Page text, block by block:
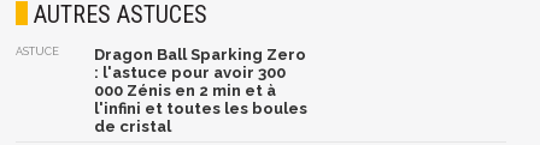
AUTRES ASTUCES
ASTUCE
Dragon Ball Sparking Zero
: l'astuce pour avoir 300
000 Zénis en 2 min et à
l'infini et toutes les boules
de cristal